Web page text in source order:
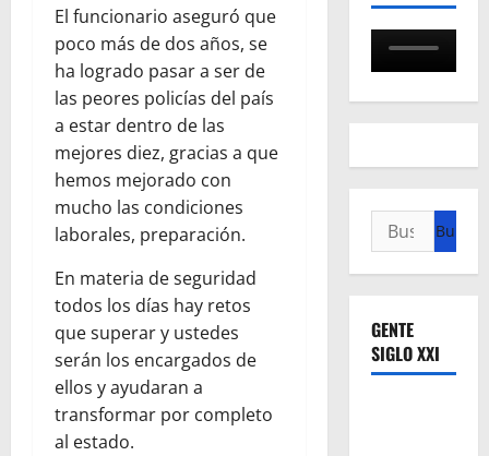
El funcionario aseguró que
poco más de dos años, se
ha logrado pasar a ser de
las peores policías del país
a estar dentro de las
mejores diez, gracias a que
hemos mejorado con
mucho las condiciones
laborales, preparación.
En materia de seguridad
todos los días hay retos
que superar y ustedes
serán los encargados de
ellos y ayudaran a
transformar por completo
al estado.
Buscar:
GENTE
SIGLO XXI